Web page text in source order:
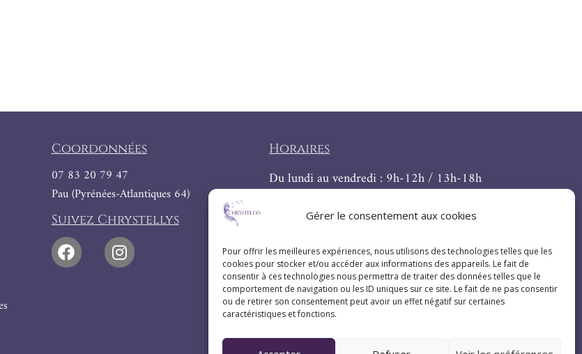
Gérer le consentement aux cookies
Pour offrir les meilleures expériences, nous utilisons des technologies telles que les
cookies pour stocker et/ou accéder aux informations des appareils. Le fait de
consentir à ces technologies nous permettra de traiter des données telles que le
comportement de navigation ou les ID uniques sur ce site. Le fait de ne pas consentir
ou de retirer son consentement peut avoir un effet négatif sur certaines
caractéristiques et fonctions.
Coordonnées
07 83 20 79 47
Pau (Pyrénées-Atlantiques 64)
Suivez Chrystellys
Horaires
Du lundi au vendredi : 9h-12h / 13h-18h
Le samedi : 9h-12h